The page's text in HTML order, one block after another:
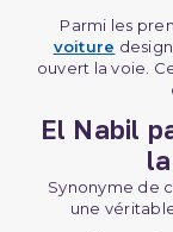
Parmi les
voiture
ouvert la voie.
El Nabil
Synonyme de
une